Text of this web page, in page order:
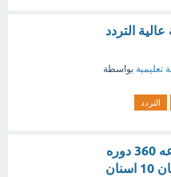
التردد
تعليمية بواسطة
التردد
عجله سافار تدور بسرعه 360 دوره
في الدقيقه وعدد الاسنان 10 اسنان